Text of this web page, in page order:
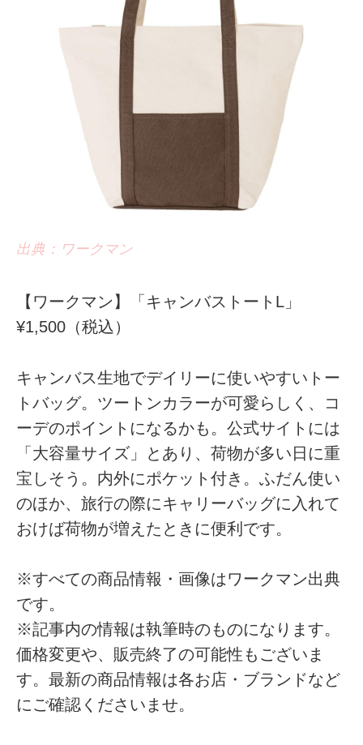
出典：ワークマン
【ワークマン】「キャンバストートL」
¥1,500（税込）
キャンバス生地でデイリーに使いやすいトー
トバッグ。ツートンカラーが可愛らしく、コ
ーデのポイントになるかも。公式サイトには
「大容量サイズ」とあり、荷物が多い日に重
宝しそう。内外にポケット付き。ふだん使い
のほか、旅行の際にキャリーバッグに入れて
おけば荷物が増えたときに便利です。
※すべての商品情報・画像はワークマン出典
です。
※記事内の情報は執筆時のものになります。
価格変更や、販売終了の可能性もございま
す。最新の商品情報は各お店・ブランドなど
にご確認くださいませ。